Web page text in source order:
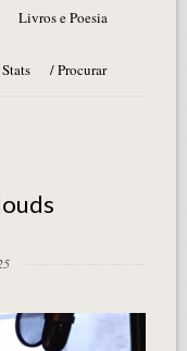
Livros e Poesia
Stats / Procurar